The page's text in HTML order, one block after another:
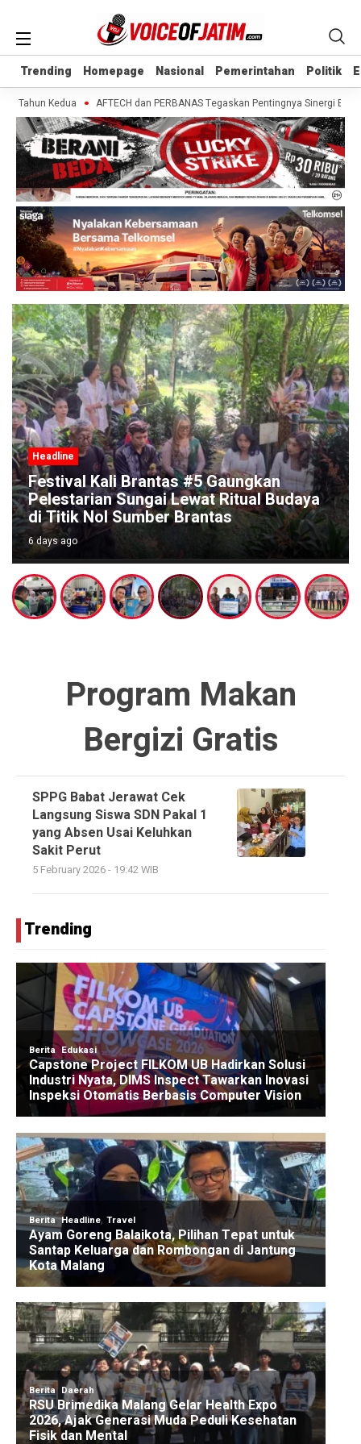
Trending Homepage Nasional Pemerintahan Politik
Trending Homepage Nasional Pemerintahan Politik
Tahun Kedua AFTECH dan PERBANAS Tegaskan Pentingnya Sinergi
Headline
Festival Kali Brantas #5 Gaungkan
Pelestarian Sungai Lewat Ritual Budaya
di Titik Nol Sumber Brantas
6 days ago
Program Makan
Bergizi Gratis
SPPG Babat Jerawat Cek
Langsung Siswa SDN Pakal 1
yang Absen Usai Keluhkan
Sakit Perut
5 February 2026 - 19:42 WIB
Trending